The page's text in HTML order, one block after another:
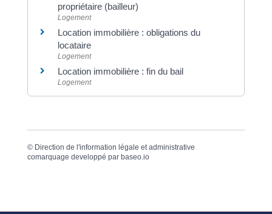
propriétaire (bailleur)
Logement
Location immobilière : obligations du
locataire
Logement
Location immobilière : fin du bail
Logement
© Direction de l'information légale et administrative
comarquage developpé par baseo.io